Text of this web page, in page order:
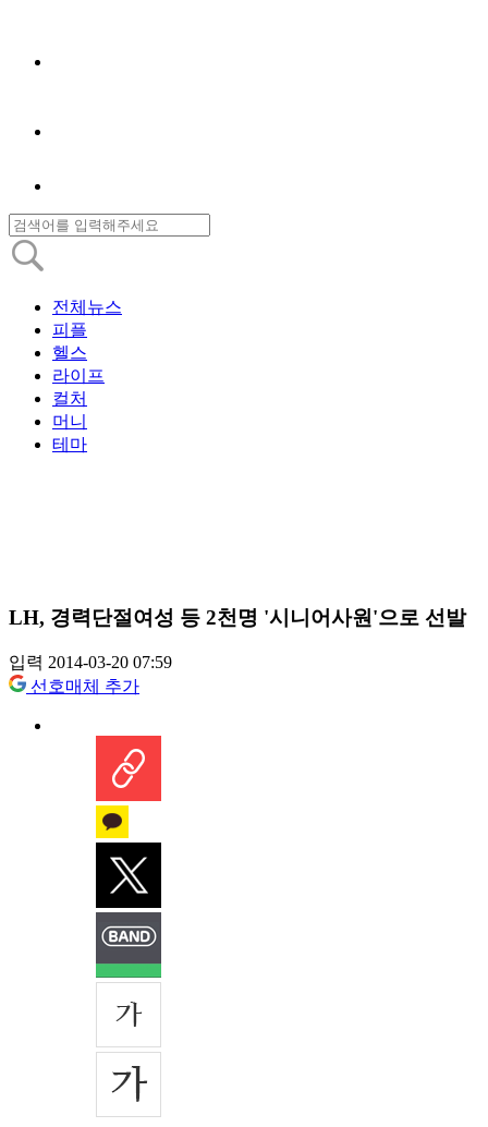
전체뉴스
피플
헬스
라이프
컬처
머니
테마
LH, 경력단절여성 등 2천명 '시니어사원'으로 선발
입력 2014-03-20 07:59
선호매체 추가